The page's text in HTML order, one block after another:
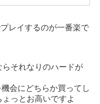
レイするのが一番楽で
それなりのハードが
会にどちらか買ってし
っとお高いですよ